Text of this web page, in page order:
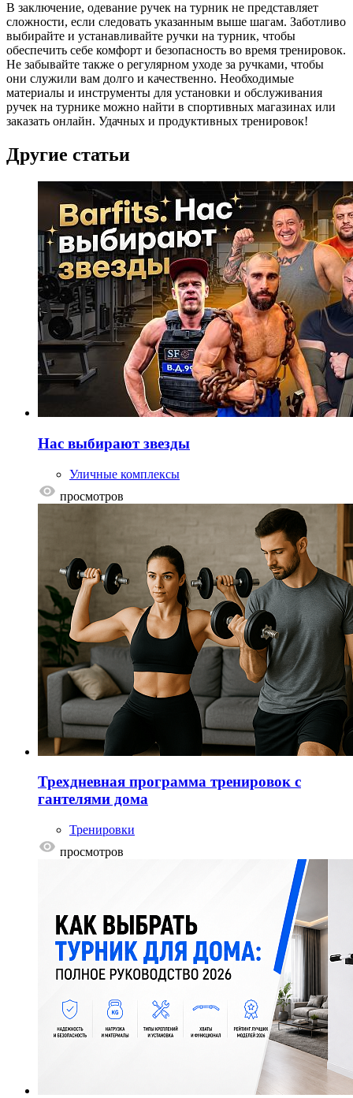
В заключение, одевание ручек на турник не представляет
сложности, если следовать указанным выше шагам. Заботливо
выбирайте и устанавливайте ручки на турник, чтобы
обеспечить себе комфорт и безопасность во время тренировок.
Не забывайте также о регулярном уходе за ручками, чтобы
они служили вам долго и качественно. Необходимые
материалы и инструменты для установки и обслуживания
ручек на турнике можно найти в спортивных магазинах или
заказать онлайн. Удачных и продуктивных тренировок!
Другие статьи
Нас выбирают звезды
Уличные комплексы
просмотров
Трехдневная программа тренировок с
гантелями дома
Тренировки
просмотров